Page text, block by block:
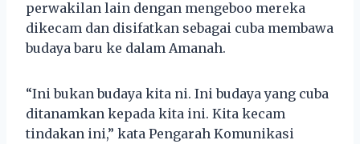
perwakilan lain dengan mengeboo mereka
dikecam dan disifatkan sebagai cuba membawa
budaya baru ke dalam Amanah.
“Ini bukan budaya kita ni. Ini budaya yang cuba
ditanamkan kepada kita ini. Kita kecam
tindakan ini,” kata Pengarah Komunikasi